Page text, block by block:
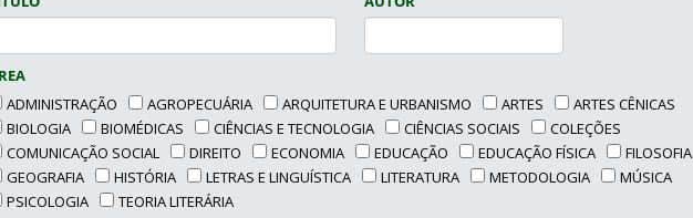
ADMINISTRAÇÃO
AGROPECUÁRIA ARQUITETURA E URBANISMO ARTES
ARTES CÊNICAS
BIOLOGIA
BIOMÉDICAS CIÊNCIAS E TECNOLOGIA CIÊNCIAS SOCIAIS
COLEÇÕES
COMUNICAÇÃO SOCIAL
DIREITO ECONOMIA EDUCAÇÃO EDUCAÇÃO FÍSICA
FILOSOFIA
GEOGRAFIA
HISTÓRIA LETRAS E LINGUÍSTICA LITERATURA METODOLOGIA
MÚSICA
PSICOLOGIA
TEORIA LITERÁRIA